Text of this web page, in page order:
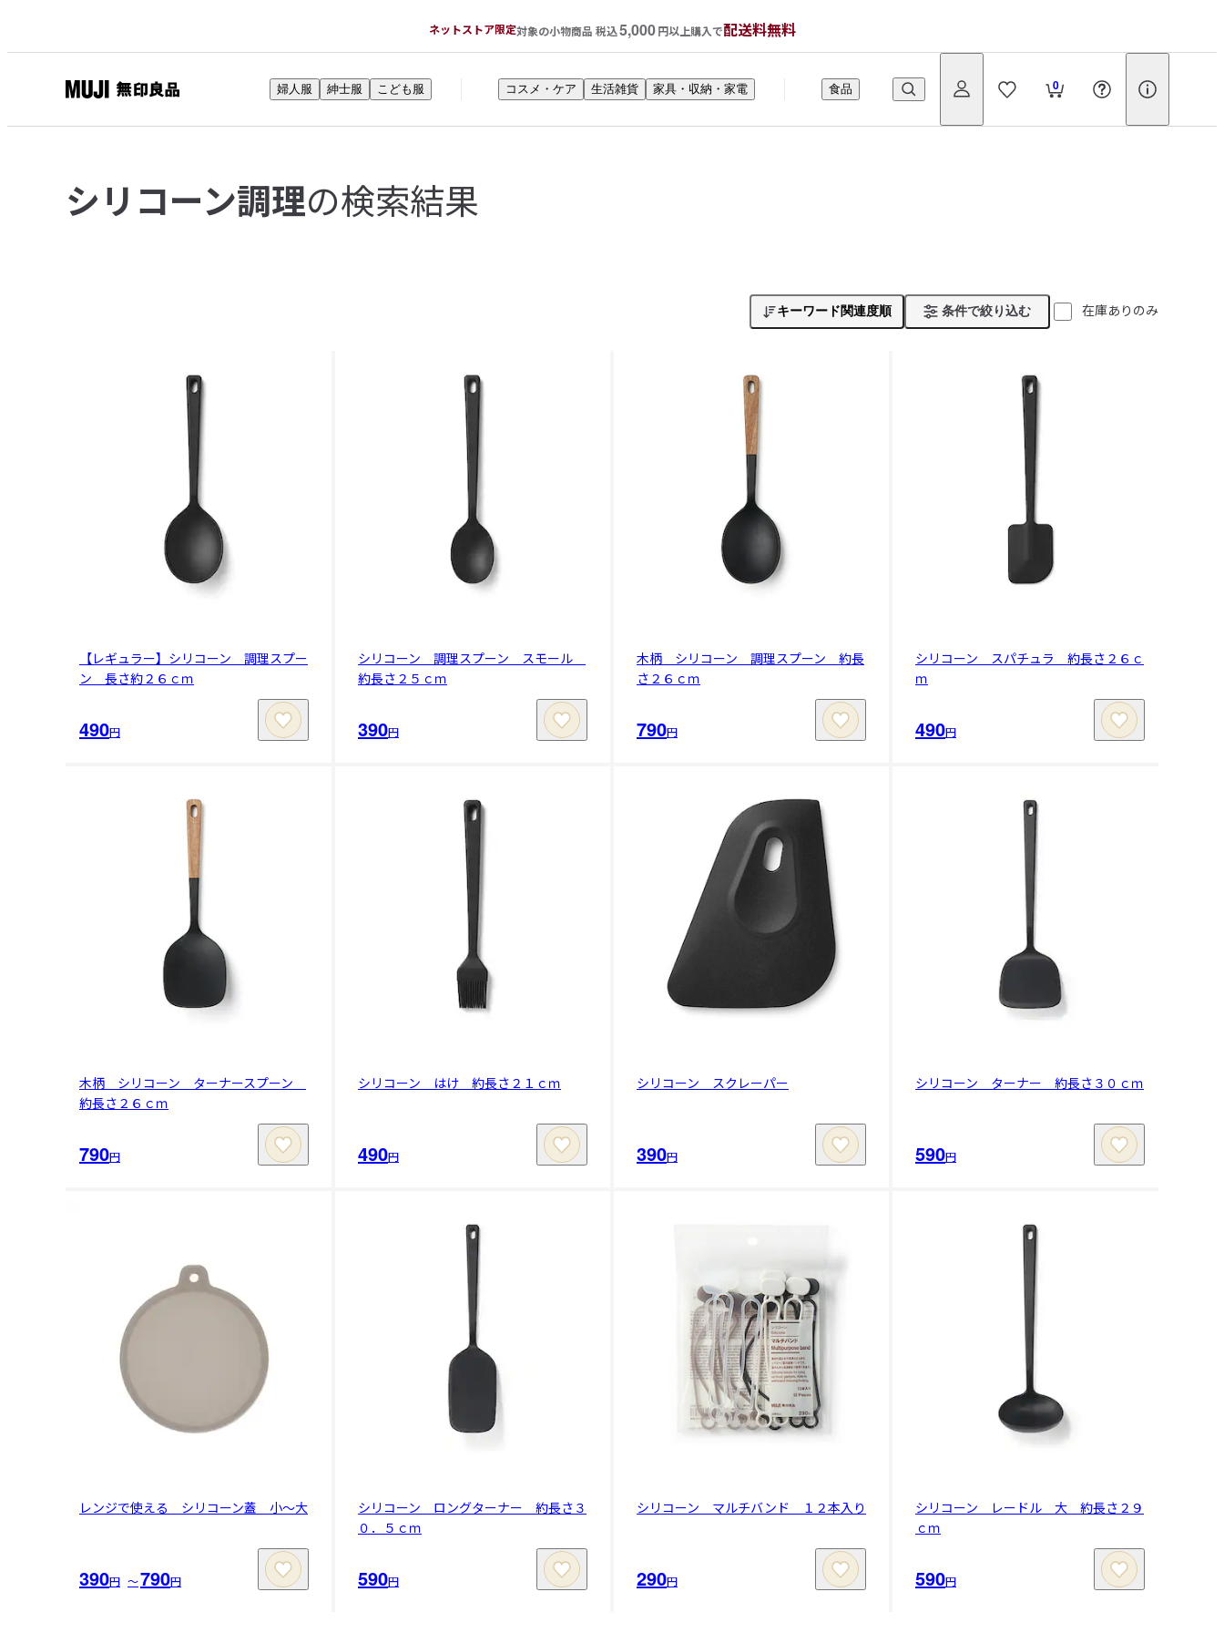
ネットストア限定対象の小物商品 税込5,000円以上購入で配送料無料
印
ネ
ッ
0
婦人服 紳士服 こども服 コスメ・ケア 生活雑貨 家具・収納・家電 食品
シリコーン調理の検索結果
キーワード関連度順 条件で絞り込む 在庫ありのみ
【レギュラー】シリコーン 調理スプー
ン 長さ約２６ｃｍ
490円
シリコーン 調理スプーン スモール
約長さ２５ｃｍ
390円
木柄 シリコーン 調理スプーン 約長
さ２６ｃｍ
790円
シリコーン スパチュラ 約長さ２６ｃ
ｍ
490円
木柄 シリコーン ターナースプーン
約長さ２６ｃｍ
790円
シリコーン はけ 約長さ２１ｃｍ
490円
シリコーン スクレーパー
390円
シリコーン ターナー 約長さ３０ｃｍ
590円
レンジで使える シリコーン蓋 小～大
390円 〜790円
シリコーン ロングターナー 約長さ３
０．５ｃｍ
590円
シリコーン マルチバンド １２本入り
290円
シリコーン レードル 大 約長さ２９
ｃｍ
590円